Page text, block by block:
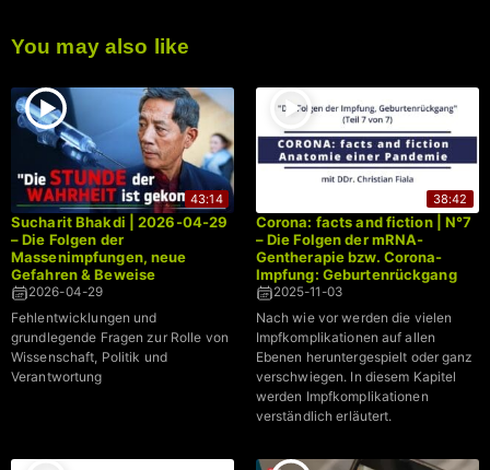
You may also like
43:14
Sucharit Bhakdi | 2026-04-29
– Die Folgen der
Massenimpfungen, neue
Gefahren & Beweise
2026-04-29
Fehlentwicklungen und
grundlegende Fragen zur Rolle von
Wissenschaft, Politik und
Verantwortung
38:42
Corona: facts and fiction | N°7
– Die Folgen der mRNA-
Gentherapie bzw. Corona-
Impfung: Geburtenrückgang
2025-11-03
Nach wie vor werden die vielen
Impfkomplikationen auf allen
Ebenen heruntergespielt oder ganz
verschwiegen. In diesem Kapitel
werden Impfkomplikationen
verständlich erläutert.